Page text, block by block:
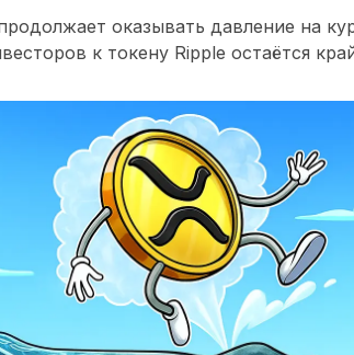
оказывать давление на
к токену Ripple остаётся